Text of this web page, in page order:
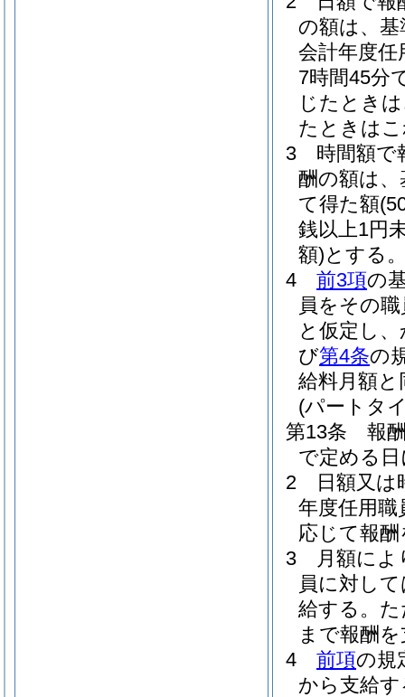
の額は、
会計年度
7時間45分
じたとき
たときは
3
時間額で
酬の額は
て得た額
銭以上1円
額)とする
4
前3項の
員をその
と仮定し
び第4条の
給料月額
(パートタ
第13条
報
で定める
2
日額又
年度任用
応じて報
3
月額に
員に対し
給する。
まで報酬
4
前項の規
から支給